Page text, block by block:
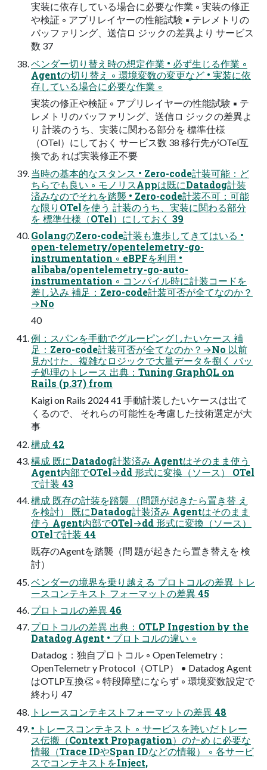
実装に依存している場合に必要な作業 ◦ 実装の修正
や検証 ◦ アプリレイヤーの性能試験 ▪ テレメトリの
バッファリング、送信ロ ジックの差異より サービス
数 37
ベンダー切り替え時の想定作業 • 必ず生じる作業 ◦
Agentの切り替え ◦ 環境変数の変更など • 実装に依
存している場合に必要な作業 ◦
実装の修正や検証 ◦ アプリレイヤーの性能試験 ▪ テ
レメトリのバッファリング、送信ロ ジックの差異よ
り 計装のうち、実装に関わる部分を 標準仕様
（OTel）にしておく サービス数 38 移行先がOTel互
換であ れば実装修正不要
当時の基本的なスタンス • Zero-code計装可能：ど
ちらでも良い ◦ モノリスAppは既にDatadog計装
済みなのでそれを踏襲 • Zero-code計装不可：可能
な限りOTelを使う 計装のうち、実装に関わる部分
を 標準仕様（OTel）にしておく 39
GolangのZero-code計装も進歩してきてはいる •
open-telemetry/opentelemetry-go-
instrumentation ◦ eBPFを利用 •
alibaba/opentelemetry-go-auto-
instrumentation ◦ コンパイル時に計装コードを
差し込み 補足：Zero-code計装可否が全てなのか？
→No
40
例：スパンを手動でグルーピングしたいケース 補
足：Zero-code計装可否が全てなのか？→No 以前
見かけた、複雑なロジックで大量データを捌く バッ
チ処理のトレース 出典：Tuning GraphQL on
Rails (p.37) from
Kaigi on Rails 2024 41 手動計装したいケースは出て
くるので、 それらの可能性を考慮した技術選定が大
事
構成 42
構成 既にDatadog計装済み Agentはそのまま使う
Agent内部でOTel→dd 形式に変換（ソース） OTel
で計装 43
構成 既存の計装を踏襲 （問題が起きたら置き替 え
を検討） 既にDatadog計装済み Agentはそのまま
使う Agent内部でOTel→dd 形式に変換（ソース）
OTelで計装 44
既存のAgentを踏襲（問 題が起きたら置き替えを 検
討）
ベンダーの境界を乗り越える プロトコルの差異 トレ
ースコンテキスト フォーマットの差異 45
プロトコルの差異 46
プロトコルの差異 出典：OTLP Ingestion by the
Datadog Agent • プロトコルの違い ◦
Datadog：独自プロトコル ◦ OpenTelemetry：
OpenTelemetr y Protocol（OTLP） • Datadog Agent
はOTLP互換👏 ◦ 特段障壁にならず ◦ 環境変数設定で
終わり 47
トレースコンテキストフォーマットの差異 48
• トレースコンテキスト ◦ サービスを跨いだトレー
ス伝搬（Context Propagation）のため に必要な
情報（Trace IDやSpan IDなどの情報） ◦ 各サービ
スでコンテキストをInject,